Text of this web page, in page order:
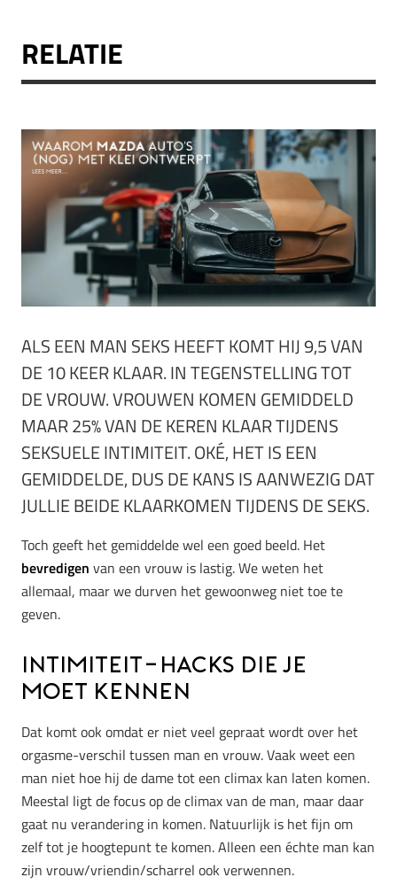
RELATIE
ALS EEN MAN SEKS HEEFT KOMT HIJ 9,5 VAN
DE 10 KEER KLAAR. IN TEGENSTELLING TOT
DE VROUW. VROUWEN KOMEN GEMIDDELD
MAAR 25% VAN DE KEREN KLAAR TIJDENS
SEKSUELE INTIMITEIT. OKÉ, HET IS EEN
GEMIDDELDE, DUS DE KANS IS AANWEZIG DAT
JULLIE BEIDE KLAARKOMEN TIJDENS DE SEKS.
Toch geeft het gemiddelde wel een goed beeld. Het
bevredigen van een vrouw is lastig. We weten het
allemaal, maar we durven het gewoonweg niet toe te
geven.
Intimiteit-hacks die je
moet kennen
Dat komt ook omdat er niet veel gepraat wordt over het
orgasme-verschil tussen man en vrouw. Vaak weet een
man niet hoe hij de dame tot een climax kan laten komen.
Meestal ligt de focus op de climax van de man, maar daar
gaat nu verandering in komen. Natuurlijk is het fijn om
zelf tot je hoogtepunt te komen. Alleen een échte man kan
zijn vrouw/vriendin/scharrel ook verwennen.